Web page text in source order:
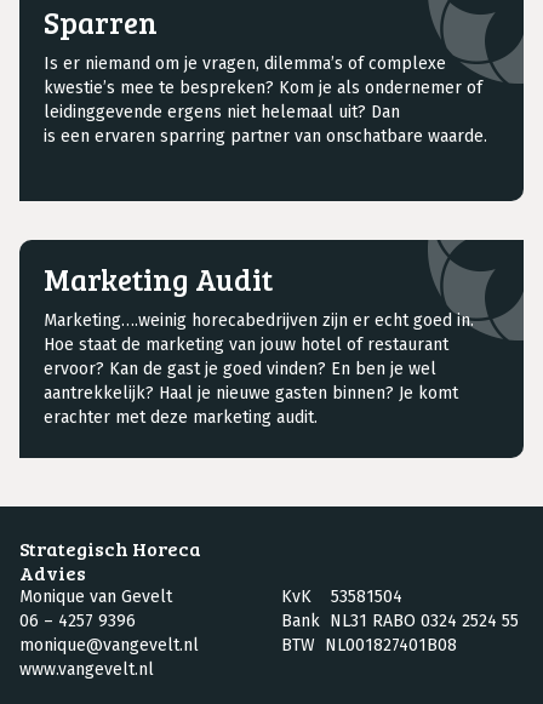
Sparren
Is er niemand om je vragen, dilemma’s of complexe
kwestie’s mee te bespreken? Kom je als ondernemer of
leidinggevende ergens niet helemaal uit? Dan
is een ervaren sparring partner van onschatbare waarde.
Marketing Audit
Marketing….weinig horecabedrijven zijn er echt goed in.
Hoe staat de marketing van jouw hotel of restaurant
ervoor? Kan de gast je goed vinden? En ben je wel
aantrekkelijk? Haal je nieuwe gasten binnen? Je komt
erachter met deze marketing audit.
Strategisch Horeca
Advies
Monique van Gevelt
06 – 4257 9396
monique@vangevelt.nl
www.vangevelt.nl
KvK 53581504
Bank NL31 RABO 0324 2524 55
BTW NL001827401B08